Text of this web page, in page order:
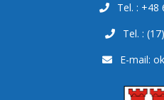
Tel. : +48
Tel. :
E-mail: